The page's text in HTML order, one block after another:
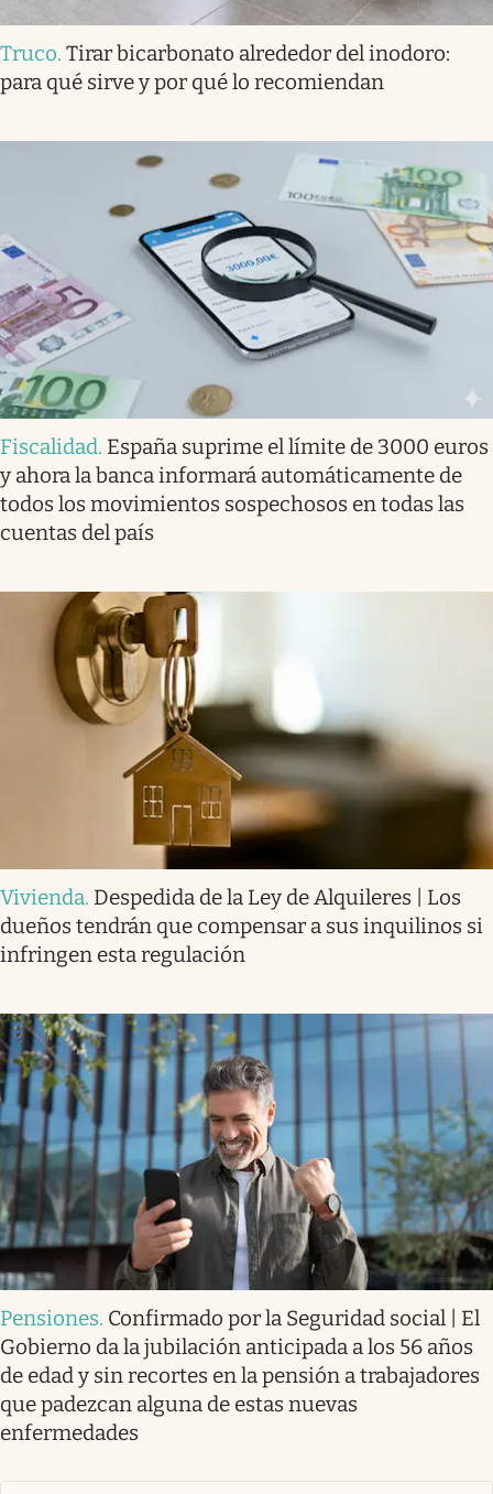
Truco. Tirar bicarbonato alrededor del inodoro:
para qué sirve y por qué lo recomiendan
Fiscalidad. España suprime el límite de 3000 euros
y ahora la banca informará automáticamente de
todos los movimientos sospechosos en todas las
cuentas del país
Vivienda. Despedida de la Ley de Alquileres | Los
dueños tendrán que compensar a sus inquilinos si
infringen esta regulación
Pensiones. Confirmado por la Seguridad social | El
Gobierno da la jubilación anticipada a los 56 años
de edad y sin recortes en la pensión a trabajadores
que padezcan alguna de estas nuevas
enfermedades